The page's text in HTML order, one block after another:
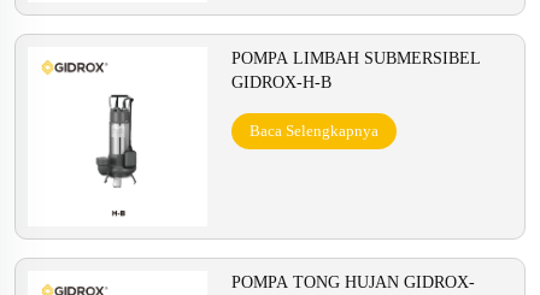
POMPA LIMBAH SUBMERSIBEL
GIDROX-H-B
Baca Selengkapnya
POMPA TONG HUJAN GIDROX-